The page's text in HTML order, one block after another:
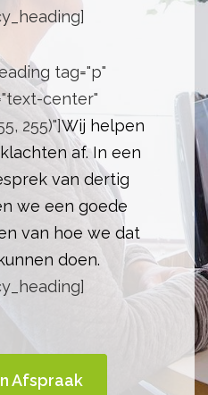
tag="p"
center"
255)"]Wij helpen
af. In een
van dertig
we een goede
van hoe we dat
doen.
Afspraak